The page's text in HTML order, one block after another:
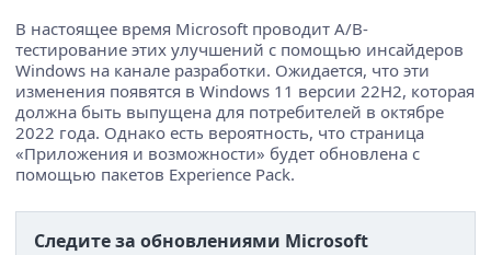
В настоящее время Microsoft проводит A/B-
тестирование этих улучшений с помощью инсайдеров
Windows на канале разработки. Ожидается, что эти
изменения появятся в Windows 11 версии 22H2, которая
должна быть выпущена для потребителей в октябре
2022 года. Однако есть вероятность, что страница
«Приложения и возможности» будет обновлена ​​с
помощью пакетов Experience Pack.
Следите за обновлениями Microsoft